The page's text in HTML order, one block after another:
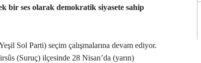
bir ses olarak demokratik siyasete sahip
Sol Parti) seçim çalışmalarına devam ediyor.
(Suruç) ilçesinde 28 Nisan’da (yarın)